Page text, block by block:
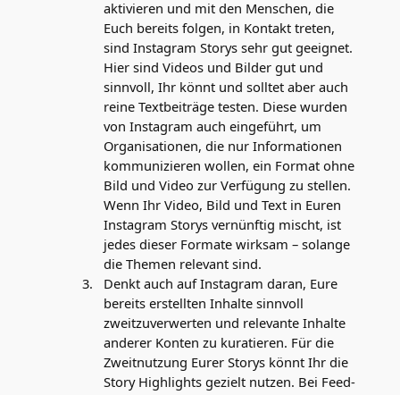
aktivieren und mit den Menschen, die
Euch bereits folgen, in Kontakt treten,
sind Instagram Storys sehr gut geeignet.
Hier sind Videos und Bilder gut und
sinnvoll, Ihr könnt und solltet aber auch
reine Textbeiträge testen. Diese wurden
von Instagram auch eingeführt, um
Organisationen, die nur Informationen
kommunizieren wollen, ein Format ohne
Bild und Video zur Verfügung zu stellen.
Wenn Ihr Video, Bild und Text in Euren
Instagram Storys vernünftig mischt, ist
jedes dieser Formate wirksam – solange
die Themen relevant sind.
Denkt auch auf Instagram daran, Eure
bereits erstellten Inhalte sinnvoll
zweitzuverwerten und relevante Inhalte
anderer Konten zu kuratieren. Für die
Zweitnutzung Eurer Storys könnt Ihr die
Story Highlights gezielt nutzen. Bei Feed-